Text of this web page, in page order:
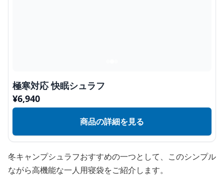
極寒対応 快眠シュラフ
¥6,940
商品の詳細を見る
冬キャンプシュラフおすすめの一つとして、このシンプル
ながら高機能な一人用寝袋をご紹介します。